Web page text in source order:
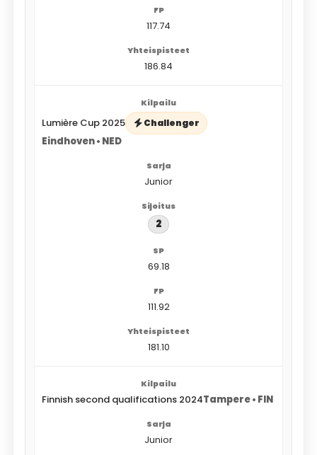
117.74
186.84
Lumière Cup 2025 Challenger
Eindhoven • NED
Junior
2
69.18
111.92
181.10
Finnish second qualifications 2024Tampere • FIN
Junior